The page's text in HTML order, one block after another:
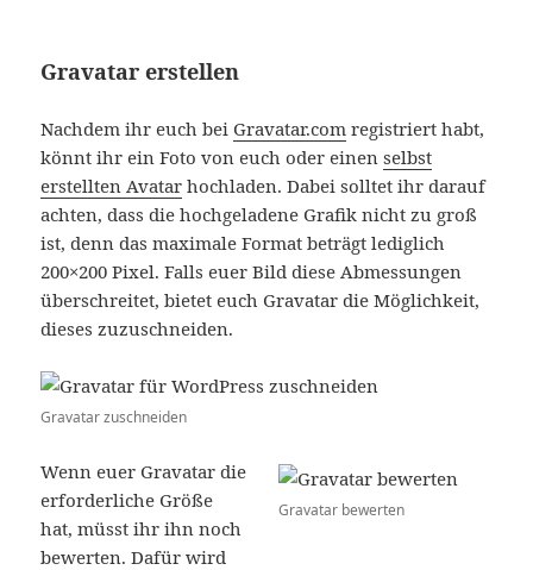
Gravatar erstellen
Nachdem ihr euch bei Gravatar.com registriert habt,
könnt ihr ein Foto von euch oder einenselbst
erstellten Avatar hochladen. Dabei solltet ihr darauf
achten, dass die hochgeladene Grafik nicht zu groß
ist, denn das maximale Format beträgt lediglich
200×200 Pixel. Falls euer Bild diese Abmessungen
überschreitet, bietet euch Gravatar die Möglichkeit,
dieses zuzuschneiden.
Gravatar zuschneiden
Gravatar bewerten
Wenn euer Gravatar die
erforderliche Größe
hat, müsst ihr ihn noch
bewerten. Dafür wird